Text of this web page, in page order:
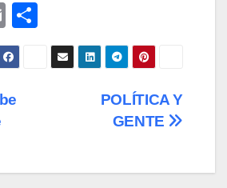
E
m
ail
o
m
POLÍTICA Y
GENTE